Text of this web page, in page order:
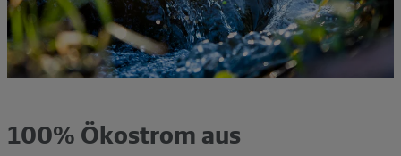
100% Ökostrom aus